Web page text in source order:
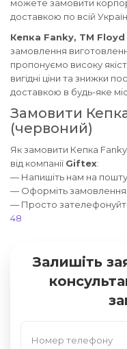
можете замовити
доставкою по всій
Кепка Fanky, TM
замовлення
пропонуємо високу
вигідні ціни та знижки
доставкою в будь-яке
Замовити
(червоний)
Як замовити Кепка
від компанії Giftex:
— Напишіть нам на
— Оформіть замовлення
— Просто
48
Залишіть